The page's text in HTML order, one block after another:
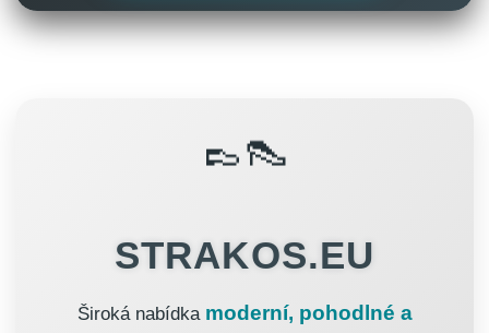
👞👠
STRAKOS.EU
Široká nabídka moderní, pohodlné a